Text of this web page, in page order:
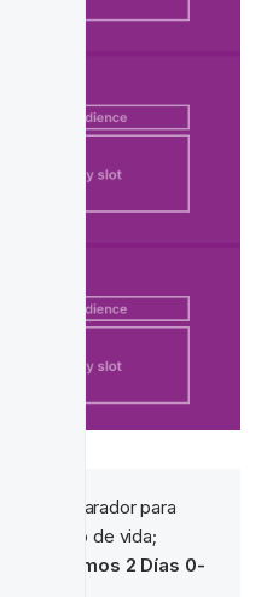
el disparador para
este ciclo de vida;
de Últimos 2 Días 0-